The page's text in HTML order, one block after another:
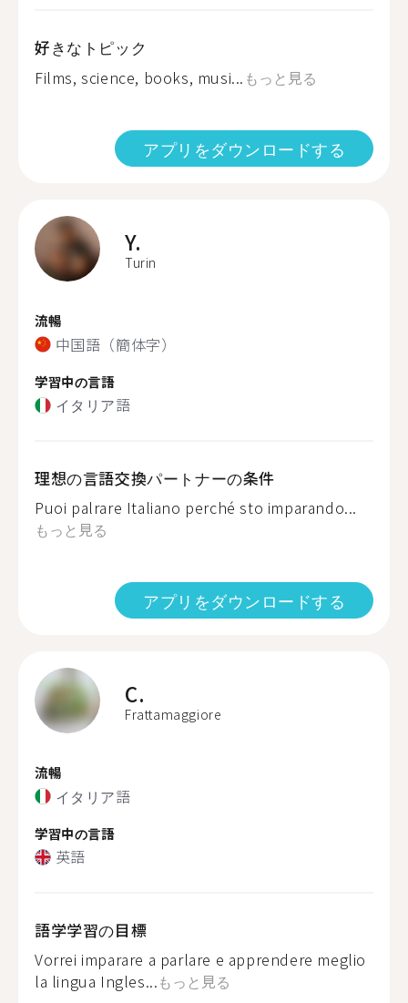
好きなトピック
Films, science, books, musi... もっと見る
アプリをダウンロードする
Y.
Turin
流暢
中国語（簡体字）
学習中の言語
イタリア語
理想の言語交換パートナーの条件
Puoi palrare Italiano perché sto imparando...
もっと見る
アプリをダウンロードする
C.
Frattamaggiore
流暢
イタリア語
学習中の言語
英語
語学学習の目標
Vorrei imparare a parlare e apprendere meglio
la lingua Ingles...もっと見る